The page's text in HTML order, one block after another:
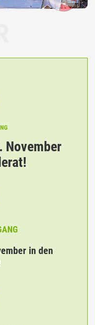
November
in den